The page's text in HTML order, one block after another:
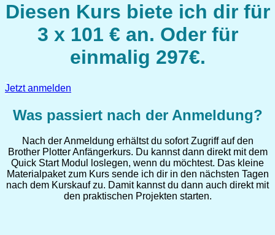
Diesen Kurs biete ich dir für
3 x 101 € an. Oder für
einmalig 297€.
Jetzt anmelden
Was passiert nach der Anmeldung?
Nach der Anmeldung erhältst du sofort Zugriff auf den
Brother Plotter Anfängerkurs. Du kannst dann direkt mit dem
Quick Start Modul loslegen, wenn du möchtest. Das kleine
Materialpaket zum Kurs sende ich dir in den nächsten Tagen
nach dem Kurskauf zu. Damit kannst du dann auch direkt mit
den praktischen Projekten starten.